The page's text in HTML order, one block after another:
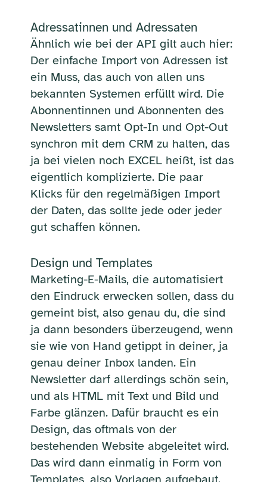
Adressatinnen und Adressaten
Ähnlich wie bei der API gilt auch hier:
Der einfache Import von Adressen ist
ein Muss, das auch von allen uns
bekannten Systemen erfüllt wird. Die
Abonnentinnen und Abonnenten des
Newsletters samt Opt-In und Opt-Out
synchron mit dem CRM zu halten, das
ja bei vielen noch EXCEL heißt, ist das
eigentlich komplizierte. Die paar
Klicks für den regelmäßigen Import
der Daten, das sollte jede oder jeder
gut schaffen können.
Design und Templates
Marketing-E-Mails, die automatisiert
den Eindruck erwecken sollen, dass du
gemeint bist, also genau du, die sind
ja dann besonders überzeugend, wenn
sie wie von Hand getippt in deiner, ja
genau deiner Inbox landen. Ein
Newsletter darf allerdings schön sein,
und als HTML mit Text und Bild und
Farbe glänzen. Dafür braucht es ein
Design, das oftmals von der
bestehenden Website abgeleitet wird.
Das wird dann einmalig in Form von